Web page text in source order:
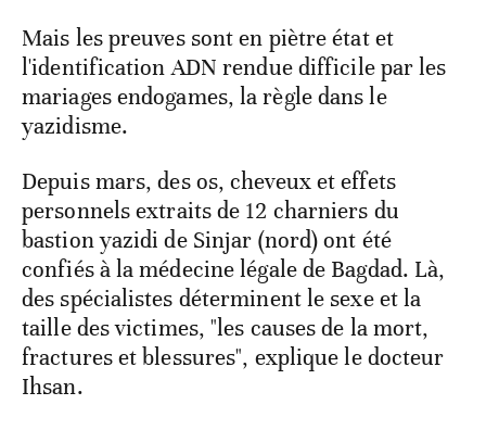
Mais les preuves sont en piètre état et
l'identification ADN rendue difficile par les
mariages endogames, la règle dans le
yazidisme.
Depuis mars, des os, cheveux et effets
personnels extraits de 12 charniers du
bastion yazidi de Sinjar (nord) ont été
confiés à la médecine légale de Bagdad. Là,
des spécialistes déterminent le sexe et la
taille des victimes, "les causes de la mort,
fractures et blessures", explique le docteur
Ihsan.